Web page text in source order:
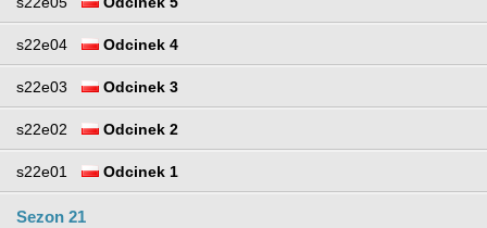
s22e04 Odcinek 4
s22e03 Odcinek 3
s22e02 Odcinek 2
s22e01 Odcinek 1
Sezon 21